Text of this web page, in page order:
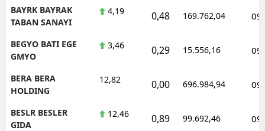
BAYRK BAYRAK
TABAN SANAYI
4,19 0,48 169.762,04
BEGYO BATI EGE
GMYO
3,46 0,29 15.556,16
BERA BERA
HOLDING
12,82 0,00 696.984,94
BESLR BESLER
GIDA
12,46 0,89 99.692,46